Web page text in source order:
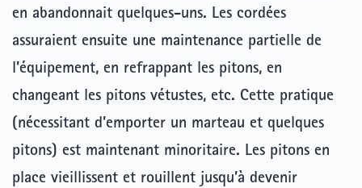
en abandonnait quelques-uns. Les cordées
assuraient ensuite une maintenance partielle de
l’équipement, en refrappant les pitons, en
changeant les pitons vétustes, etc. Cette pratique
(nécessitant d’emporter un marteau et quelques
pitons) est maintenant minoritaire. Les pitons en
place vieillissent et rouillent jusqu’à devenir